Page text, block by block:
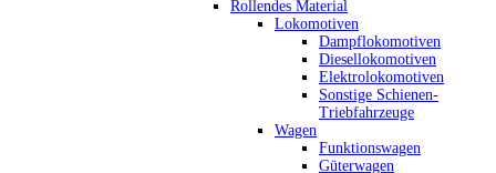
Rollendes Material
Lokomotiven
Dampflokomotiven
Diesellokomotiven
Elektrolokomotiven
Sonstige Schienen-
Triebfahrzeuge
Wagen
Funktionswagen
Güterwagen